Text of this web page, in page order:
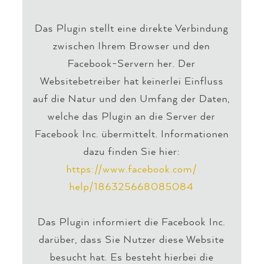
Das Plugin stellt eine direkte Verbindung
zwischen Ihrem Browser und den
Facebook-Servern her. Der
Websitebetreiber hat keinerlei Einfluss
auf die Natur und den Umfang der Daten,
welche das Plugin an die Server der
Facebook Inc. übermittelt. Informationen
dazu finden Sie hier:
https://www.facebook.com/
help/186325668085084
Das Plugin informiert die Facebook Inc.
darüber, dass Sie Nutzer diese Website
besucht hat. Es besteht hierbei die